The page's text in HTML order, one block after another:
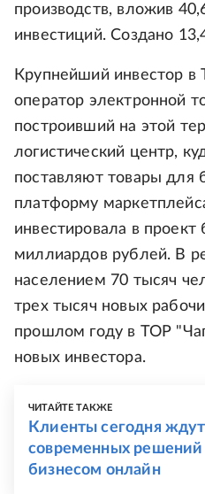
производств, вложив
инвестиций. Создано
Крупнейший инвестор в
оператор электронной
построивший на этой
логистический центр,
поставляют товары для
платформу
инвестировала в
миллиардов рублей. В
населением 70 тысяч
трех тысяч новых
прошлом году в ТОР
новых инвестора.
ЧИТАЙТЕ ТАКЖЕ
Клиенты сегодня
современных
бизнесом онлайн